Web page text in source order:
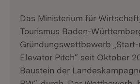
Das Ministerium für
Tourismus Baden-
Gründungswettbewerb
Elevator Pitch“ seit Oktober
Baustein der
(Öffnet in neuem Fenster)